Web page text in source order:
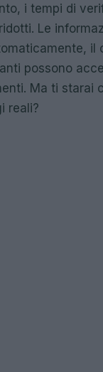
i tempi di
Le
il
possono
Ma ti starai
reali?